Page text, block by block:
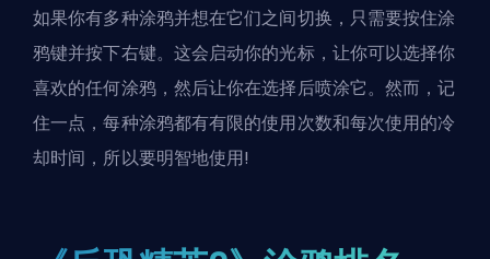
如果你有多种涂鸦并想在它们之间切换，只需要按住涂
鸦键并按下右键。这会启动你的光标，让你可以选择你
喜欢的任何涂鸦，然后让你在选择后喷涂它。然而，记
住一点，每种涂鸦都有有限的使用次数和每次使用的冷
却时间，所以要明智地使用!